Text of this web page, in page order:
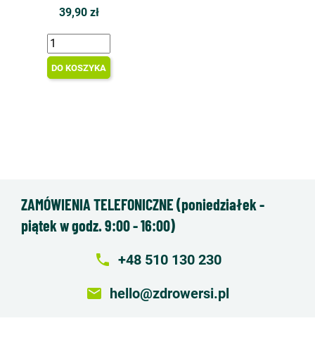
39,90 zł
DO KOSZYKA
ZAMÓWIENIA TELEFONICZNE (poniedziałek -
piątek w godz. 9:00 - 16:00)
local_phone +48 510 130 230
email hello@zdrowersi.pl